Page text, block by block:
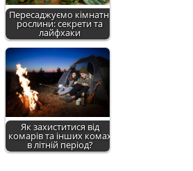
Пересаджуємо кімнатні
рослини: секрети та
лайфхаки
Як захиститися від
комарів та інших комах
в літній період?